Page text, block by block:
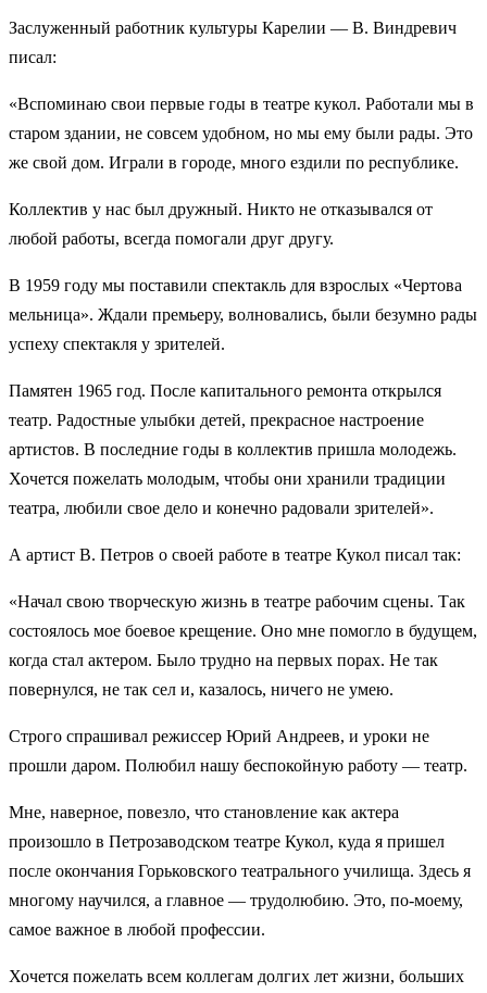
Заслуженный работник культуры Карелии — В. Виндревич
писал:
«Вспоминаю свои первые годы в театре кукол. Работали мы в
старом здании, не совсем удобном, но мы ему были рады. Это
же свой дом. Играли в городе, много ездили по республике.
Коллектив у нас был дружный. Никто не отказывался от
любой работы, всегда помогали друг другу.
В 1959 году мы поставили спектакль для взрослых «Чертова
мельница». Ждали премьеру, волновались, были безумно рады
успеху спектакля у зрителей.
Памятен 1965 год. После капитального ремонта открылся
театр. Радостные улыбки детей, прекрасное настроение
артистов. В последние годы в коллектив пришла молодежь.
Хочется пожелать молодым, чтобы они хранили традиции
театра, любили свое дело и конечно радовали зрителей».
А артист В. Петров о своей работе в театре Кукол писал так:
«Начал свою творческую жизнь в театре рабочим сцены. Так
состоялось мое боевое крещение. Оно мне помогло в будущем,
когда стал актером. Было трудно на первых порах. Не так
повернулся, не так сел и, казалось, ничего не умею.
Строго спрашивал режиссер Юрий Андреев, и уроки не
прошли даром. Полюбил нашу беспокойную работу — театр.
Мне, наверное, повезло, что становление как актера
произошло в Петрозаводском театре Кукол, куда я пришел
после окончания Горьковского театрального училища. Здесь я
многому научился, а главное — трудолюбию. Это, по-моему,
самое важное в любой профессии.
Хочется пожелать всем коллегам долгих лет жизни, больших